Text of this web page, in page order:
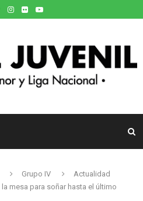
Grupo IV
Actualidad
la mesa para soñar hasta el último